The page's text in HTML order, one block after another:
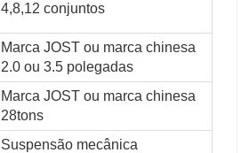
4,8,12 conjuntos
Marca JOST ou marca chinesa
2.0 ou 3.5 polegadas
Marca JOST ou marca chinesa
28tons
Suspensão mecânica